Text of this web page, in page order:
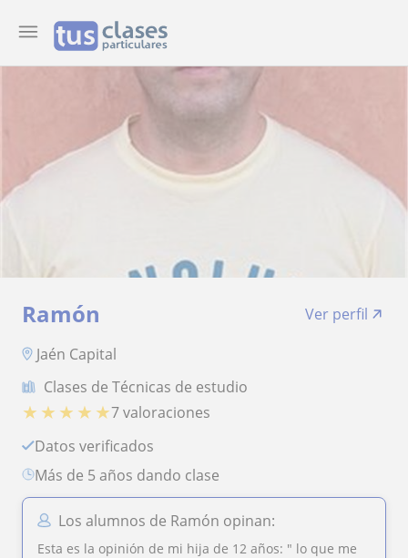
Ramón
Ver perfil
Jaén Capital
Clases de Técnicas de estudio
★ ★ ★ ★ ★7 valoraciones
Datos verificados
más de 5 años dando clase
Los alumnos de Ramón opinan:
Esta es la opinión de mi hija de 12 años: " lo que me